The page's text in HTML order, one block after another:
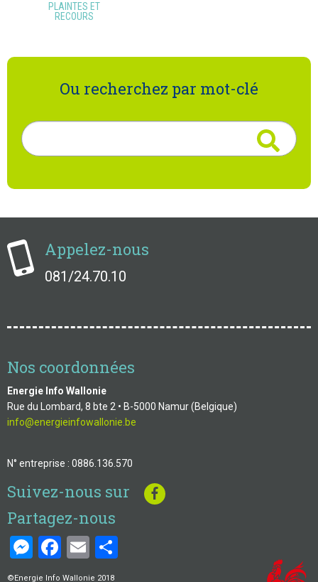
PLAINTES ET
RECOURS
Ou recherchez par mot-clé
Rechercher
Appelez-nous
081/24.70.10
Nos coordonnées
Energie Info Wallonie
Rue du Lombard, 8 bte 2 • B-5000 Namur (Belgique)
info@energieinfowallonie.be
N° entreprise : 0886.136.570
Suivez-nous sur
Partagez-nous
Messenger
Facebook
Email
©Energie Info Wallonie 2018